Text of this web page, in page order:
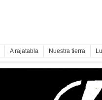
A rajatabla Nuestra tierra